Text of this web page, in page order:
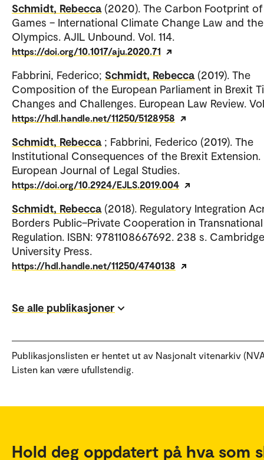
Schmidt, Rebecca (2020). The Carbon Footprint
Games – International Climate Change Law and the
Olympics. AJIL Unbound. Vol. 114.
https://doi.org/10.1017/aju.2020.71
Fabbrini, Federico; Schmidt, Rebecca (2019). The
Composition of the European Parliament in Brexit
Changes and Challenges. European Law Review.
https://hdl.handle.net/11250/5128958
Schmidt, Rebecca ; Fabbrini, Federico (2019). The
Institutional Consequences of the Brexit Extension.
European Journal of Legal Studies.
https://doi.org/10.2924/EJLS.2019.004
Schmidt, Rebecca (2018). Regulatory Integration
Borders Public–Private Cooperation in Transnational
Regulation. ISBN: 9781108667692. 238 s. Cambridge
University Press.
https://hdl.handle.net/11250/4740138
Se alle publikasjoner
Publikasjonslisten er hentet ut av Nasjonalt vitenarkiv
Listen kan være ufullstendig.
Hold deg oppdatert på hva som